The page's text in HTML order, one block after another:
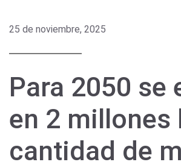
25 de noviembre, 2025
Para 2050 se
en 2 millones
cantidad de